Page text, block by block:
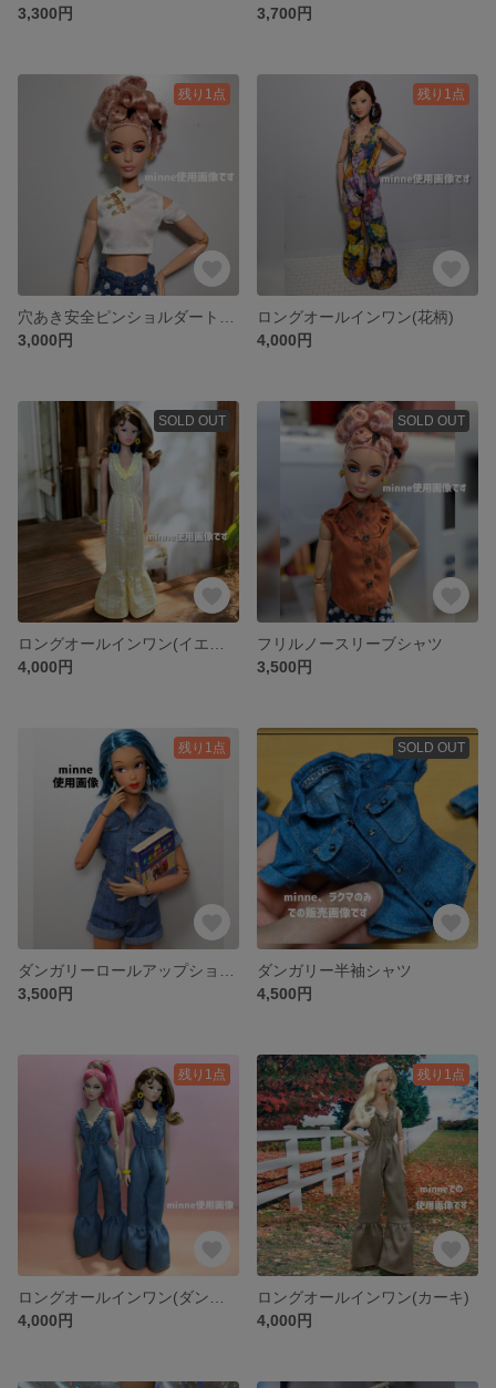
3,300円
3,700円
残り1点
3,000円
残り1点
ロングオールインワン(花柄)
4,000円
SOLD OUT
4,000円
SOLD OUT
フリルノースリーブシャツ
3,500円
残り1点
3,500円
SOLD OUT
ダンガリー半袖シャツ
4,500円
残り1点
4,000円
残り1点
ロングオールインワン(カーキ)
4,000円